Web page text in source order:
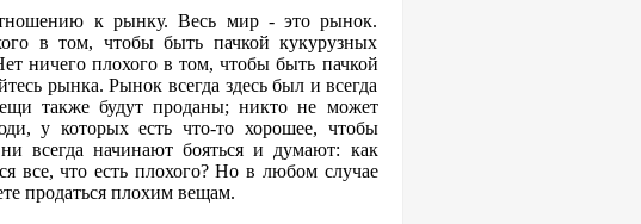
к рынку. Весь мир - это рынок.
в том, чтобы быть пачкой кукурузных
ничего плохого в том, чтобы быть пачкой
рынка. Рынок всегда здесь был и всегда
также будут проданы; никто не может
у которых есть что-то хорошее, чтобы
всегда начинают бояться и думают: как
все, что есть плохого? Но в любом случае
продаться плохим вещам.